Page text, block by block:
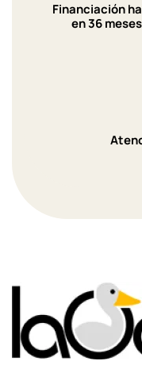
Financiación
en 36 meses